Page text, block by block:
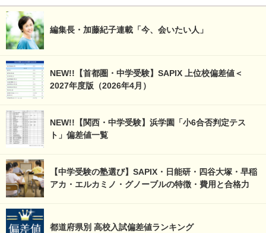
編集長・加藤紀子連載「今、会いたい人」
NEW!!【首都圏・中学受験】SAPIX 上位校偏差値＜
2027年度版（2026年4月）
NEW!!【関西・中学受験】浜学園「小6合否判定テス
ト」偏差値一覧
【中学受験の塾選び】SAPIX・日能研・四谷大塚・早稲
アカ・エルカミノ・グノーブルの特徴・費用と合格力
都道府県別 高校入試偏差値ランキング